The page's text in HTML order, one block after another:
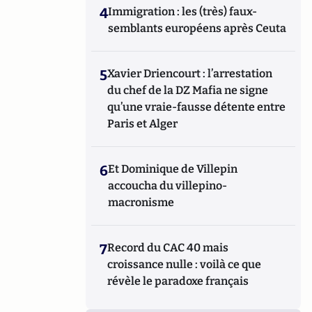
4Immigration : les (très) faux-
semblants européens après Ceuta
5Xavier Driencourt : l’arrestation
du chef de la DZ Mafia ne signe
qu’une vraie-fausse détente entre
Paris et Alger
6Et Dominique de Villepin
accoucha du villepino-
macronisme
7Record du CAC 40 mais
croissance nulle : voilà ce que
révèle le paradoxe français